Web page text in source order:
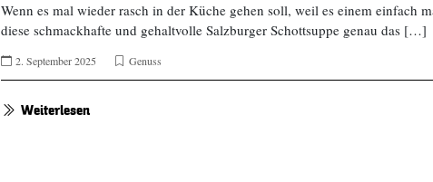
Wenn es mal wieder rasch in der Küche gehen soll, weil es einem einfach
diese schmackhafte und gehaltvolle Salzburger Schottsuppe genau das […]
2. September 2025 Genuss
Weiterlesen